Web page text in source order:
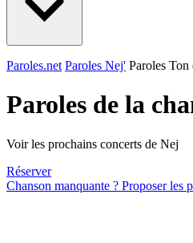
Paroles.net Paroles Nej' Paroles Ton
Paroles de la
Voir les prochains concerts de Nej
Réserver
Chanson manquante ? Proposer les